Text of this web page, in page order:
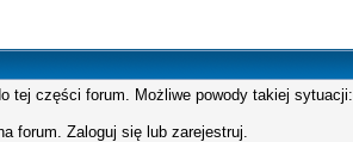
tej części forum. Możliwe powody takiej sytuacji:
forum. Zaloguj się lub zarejestruj.